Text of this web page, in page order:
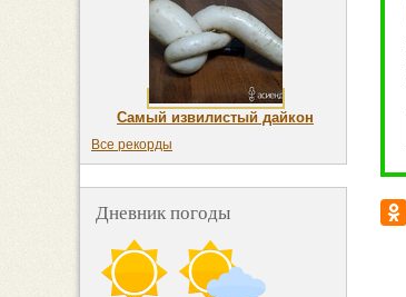
Самый извилистый дайкон
Все рекорды
Дневник погоды